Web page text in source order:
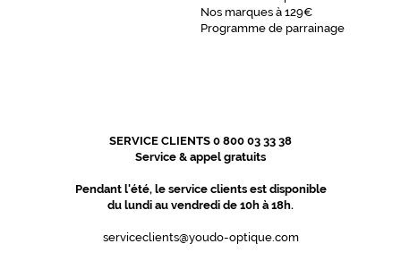
Nos marques à 129€
Programme de parrainage
SERVICE CLIENTS 0 800 03 33 38
Service & appel gratuits
Pendant l'été, le service clients est disponible
du lundi au vendredi de 10h à 18h.
serviceclients@youdo-optique.com